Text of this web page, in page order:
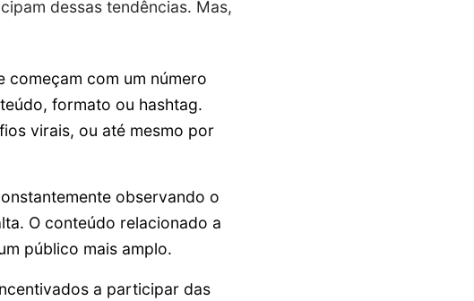
dessas tendências. Mas,
começam com um número
formato ou hashtag.
virais, ou até mesmo por
observando o
O conteúdo relacionado a
público mais amplo.
a participar das